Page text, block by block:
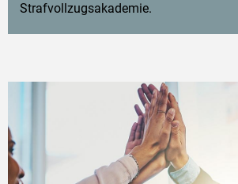
Strafvollzugsakademie.